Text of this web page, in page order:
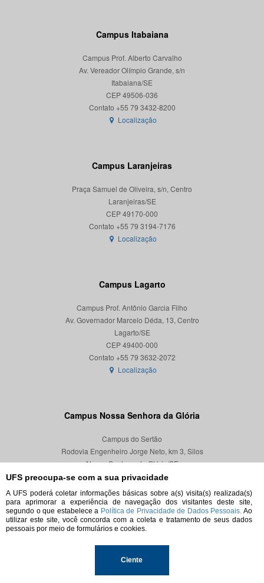
UFS preocupa-se com a sua privacidade
A UFS poderá coletar informações básicas sobre a(s) visita(s) realizada(s)
para aprimorar a experiência de navegação dos visitantes deste site,
segundo o que estabelece a Política de Privacidade de Dados Pessoais. Ao
utilizar este site, você concorda com a coleta e tratamento de seus dados
pessoais por meio de formulários e cookies.
Ciente
Campus Itabaiana
Campus Prof. Alberto Carvalho
Av. Vereador Olímpio Grande, s/n
Itabaiana/SE
CEP 49506-036
Localização
Campus Laranjeiras
Praça Samuel de Oliveira, s/n, Centro
Laranjeiras/SE
CEP 49170-000
Localização
Campus Lagarto
Campus Prof. Antônio Garcia Filho
Av. Governador Marcelo Déda, 13, Centro
Lagarto/SE
CEP 49400-000
Localização
Campus Nossa Senhora da Glória
Campus do Sertão
Rodovia Engenheiro Jorge Neto, km 3, Silos
Nossa Senhora da Glória/SE
CEP 49680-000
Localização
© 2026. Todos os direitos reservados.
Universidade Federal de Sergipe.